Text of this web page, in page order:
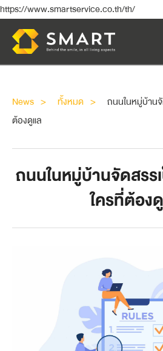
https://www.smartservice.co.th/th/
News ทั้งหมด
ถนนในหมู่บ้านจั
ต้องดูแล
ถนนในหมู่บ้านจัดสรร
ใครที่ต้อง